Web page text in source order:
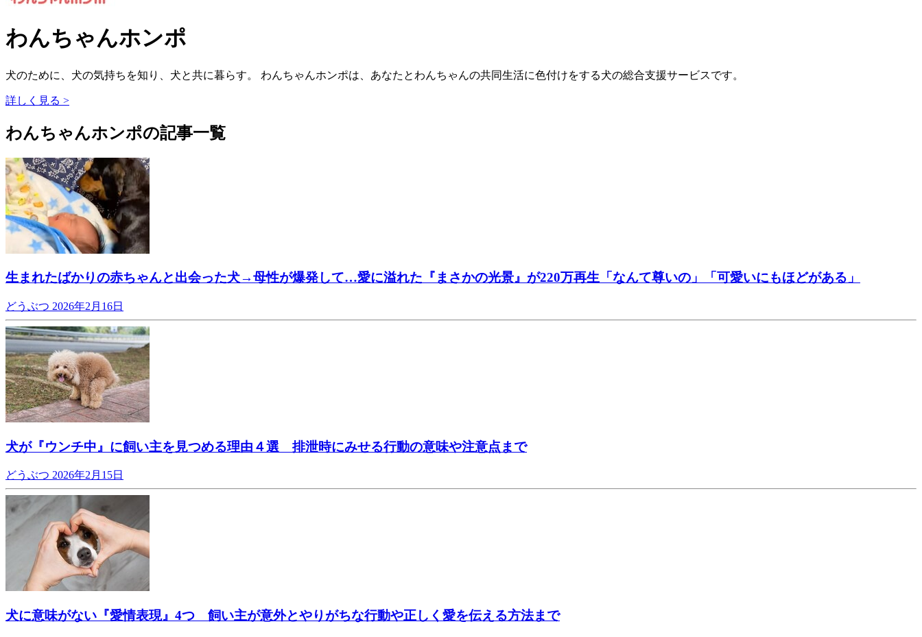
わんちゃんホンポ
犬のために、犬の気持ちを知り、犬と共に暮らす。 わんちゃんホンポは、あなたとわんちゃんの共同生活に色付けをする犬の総合支援サービスです。
詳しく見る >
わんちゃんホンポの記事一覧
生まれたばかりの赤ちゃんと出会った犬→母性が爆発して…愛に溢れた『まさかの光景』が220万再生「なんて尊いの」「可愛いにもほどがある」
どうぶつ 2026年2月16日
犬が『ウンチ中』に飼い主を見つめる理由４選 排泄時にみせる行動の意味や注意点まで
どうぶつ 2026年2月15日
犬に意味がない『愛情表現』4つ 飼い主が意外とやりがちな行動や正しく愛を伝える方法まで